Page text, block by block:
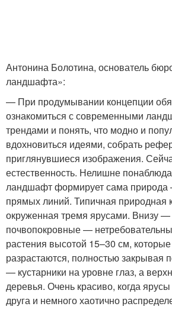
Антонина Болотина, основатель
ландшафта»:
— При продумывании концепции
ознакомиться с современными
трендами и понять, что модно и
вдохновиться идеями, собрать
приглянувшиеся изображения.
естественность. Нелишне
ландшафт формирует сама
прямых линий. Типичная природная
окруженная тремя ярусами. Внизу
почвопокровные —
растения высотой 15–30 см,
разрастаются, полностью закрывая
— кустарники на уровне глаз, а
деревья. Очень красиво, когда ярусы
друга и немного хаотично